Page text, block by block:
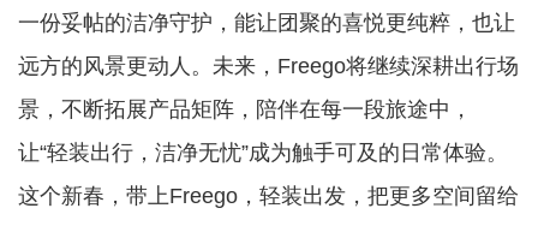
一份妥帖的洁净守护，能让团聚的喜悦更纯粹，也让
远方的风景更动人。未来， Freego将继续深耕出行场
景，不断拓展产品矩阵，陪伴在每一段旅途中，
让“轻装出行，洁净无忧”成为触手可及的日常体验。
这个新春，带上Freego，轻装出发，把更多空间留给